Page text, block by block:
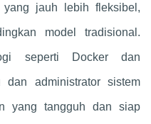
jauh lebih fleksibel,
model tradisional.
seperti Docker dan
dan administrator sistem
yang tangguh dan siap